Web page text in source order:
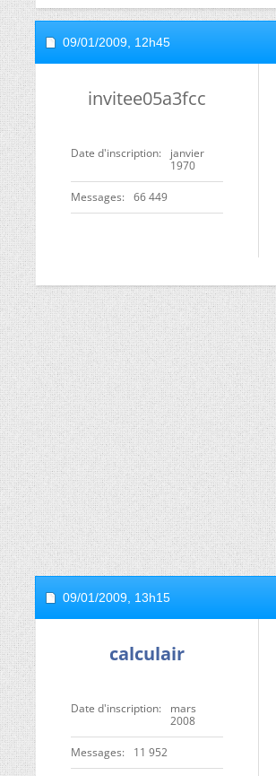
09/01/2009, 12h45
invitee05a3fcc
Date d'inscription
janvier
1970
Messages 66 449
09/01/2009, 13h15
calculair
Date d'inscription
mars
2008
Messages 11 952